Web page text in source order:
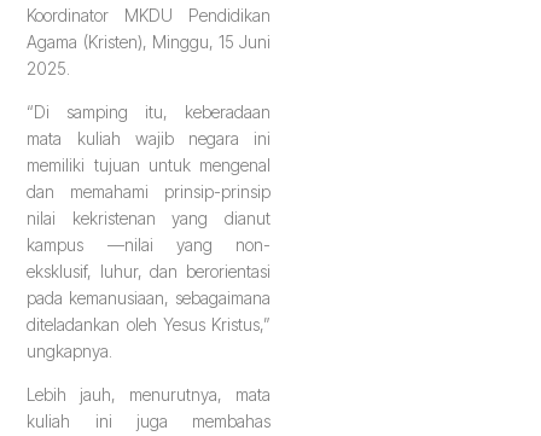
Koordinator MKDU Pendidikan
Agama (Kristen), Minggu, 15 Juni
2025.
“Di samping itu, keberadaan
mata kuliah wajib negara ini
memiliki tujuan untuk mengenal
dan memahami prinsip-prinsip
nilai kekristenan yang dianut
kampus —nilai yang non-
eksklusif, luhur, dan berorientasi
pada kemanusiaan, sebagaimana
diteladankan oleh Yesus Kristus,”
ungkapnya.
Lebih jauh, menurutnya, mata
kuliah ini juga membahas